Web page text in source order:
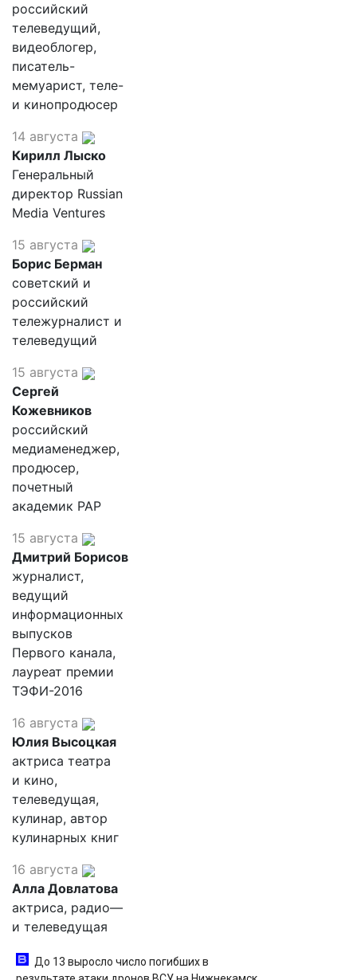
российский
телеведущий,
видеоблогер,
писатель-
мемуарист, теле-
и кинопродюсер
14 августа
Кирилл Лыско
Генеральный
директор Russian
Media Ventures
15 августа
Борис Берман
советский и
российский
тележурналист и
телеведущий
15 августа
Сергей
Кожевников
российский
медиаменеджер,
продюсер,
почетный
академик РАР
15 августа
Дмитрий Борисов
журналист,
ведущий
информационных
выпусков
Первого канала,
лауреат премии
ТЭФИ-2016
16 августа
Юлия Высоцкая
актриса театра
и кино,
телеведущая,
кулинар, автор
кулинарных книг
16 августа
Алла Довлатова
актриса, радио—
и телеведущая
До 13 выросло число погибших в